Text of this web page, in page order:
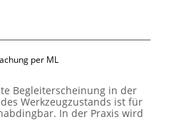
per ML
Begleiterscheinung in der
Werkzeugzustands ist für
In der Praxis wird